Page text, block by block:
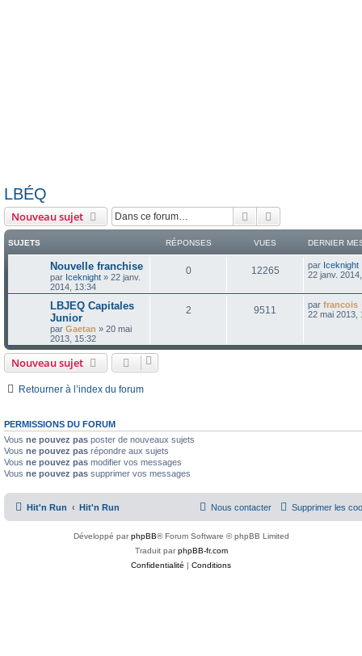
LBÉQ
Nouveau sujet Rechercher
SUJETS RÉPONSES VUES DERNIER
Nouvelle franchise
par Iceknight » 22 janv.
2014, 13:34
0R
é
p
12265V
u
D
e
n
i
e
s
par Iceknight
22 janv.
LBJEQ Capitales
Junior
par Gaetan » 20 mai
2013, 15:32
2R
p
e
9511
e
D
e
e
e
par francois
22 mai 2013,
Nouveau sujet
Retourner à l’index du forum
PERMISSIONS DU FORUM
Vous ne pouvez pas poster de nouveaux sujets
Vous ne pouvez pas répondre aux sujets
Vous ne pouvez pas modifier vos messages
Vous ne pouvez pas supprimer vos messages
Hit'n Run Hit'n Run Supprimer les
Nous contacter
Développé parphpBB® Forum Software © phpBB Limited
Traduit parphpBB-fr.com
Confidentialité | Conditions